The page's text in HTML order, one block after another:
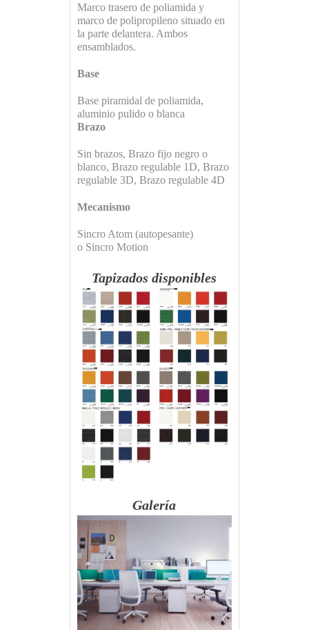
Marco trasero de poliamida y
marco de polipropileno situado en
la parte delantera. Ambos
ensamblados.
Base
Base piramidal de poliamida,
aluminio pulido o blanca
Brazo
Sin brazos, Brazo fijo negro o
blanco, Brazo regulable 1D, Brazo
regulable 3D, Brazo regulable 4D
Mecanismo
Sincro Atom (autopesante)
o Sincro Motion
Tapizados disponibles
Galería